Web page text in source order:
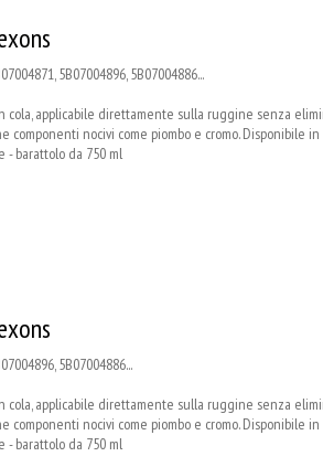
5B07004896, 5B07004886...
cola, applicabile direttamente sulla ruggine senza
nocivi come piombo e cromo. Disponibile in
barattolo da 750 ml
5B07004886...
cola, applicabile direttamente sulla ruggine senza
nocivi come piombo e cromo. Disponibile in
barattolo da 750 ml